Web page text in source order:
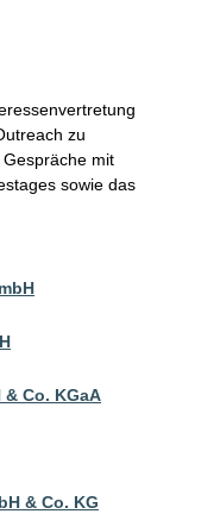
zu
mit
sowie das
Co. KGaA
& Co. KG